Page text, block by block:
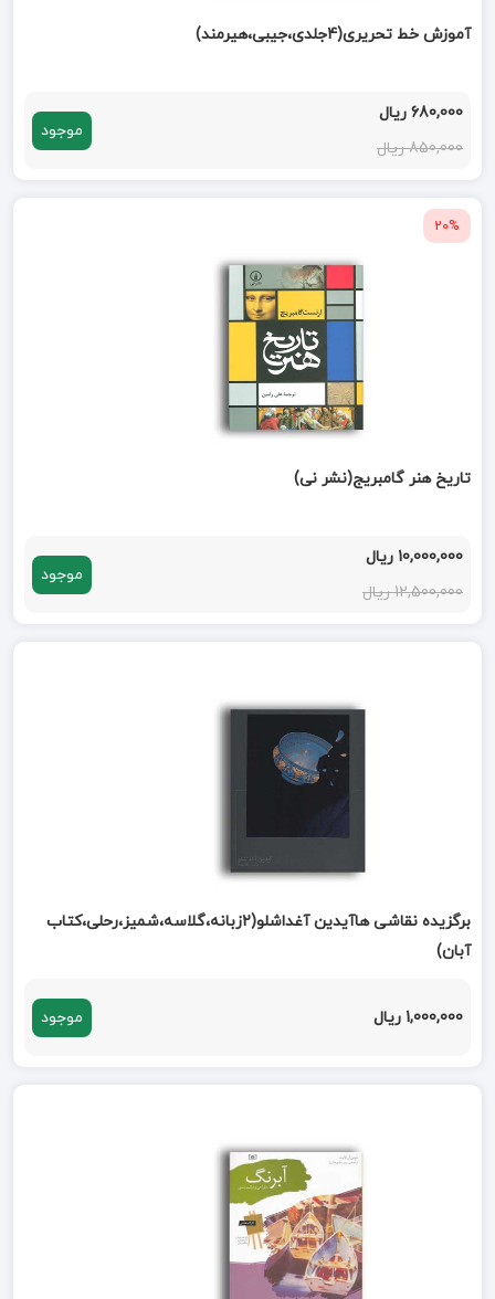
آموزش خط تحریری(4جلدی،جیبی،هیرمند)
680,000 ریال
850,000 ریال
موجود
20%
تاریخ هنر گامبریج(نشر نی)
10,000,000 ریال
12,500,000 ریال
موجود
برگزیده نقاشی هاآیدین آغداشلو(2زبانه،گلاسه،شمیز،رحلی،کتاب
آبان)
1,000,000 ریال موجود